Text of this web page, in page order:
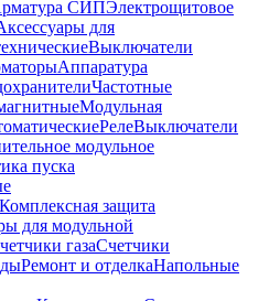
СИПЭлектрощитовое
для
Выключатели
Аппаратура
Частотные
Модульная
РелеВыключатели
модульное
пуска
Комплексная защита
для модульной
газаСчетчики
Ремонт и отделкаНапольные